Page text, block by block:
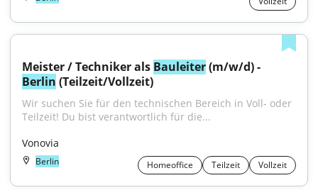
Meister / Techniker als Bauleiter
Berlin (Teilzeit/Vollzeit)
Wir suchen Sie für den technischen Bereich in Voll- oder
Teilzeit! Du bist verantwortlich für die...
Vonovia
Berlin Homeoffice Teilzeit Vollzeit